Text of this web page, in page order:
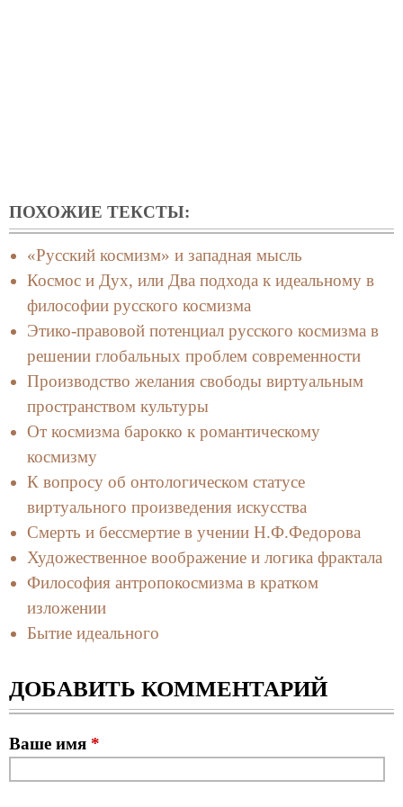
ПОХОЖИЕ ТЕКСТЫ:
«Русский космизм» и западная мысль
Космос и Дух, или Два подхода к идеальному в
философии русского космизма
Этико-правовой потенциал русского космизма в
решении глобальных проблем современности
Производство желания свободы виртуальным
пространством культуры
От космизма барокко к романтическому
космизму
К вопросу об онтологическом статусе
виртуального произведения искусства
Смерть и бессмертие в учении Н.Ф.Федорова
Художественное воображение и логика фрактала
Философия антропокосмизма в кратком
изложении
Бытие идеального
ДОБАВИТЬ КОММЕНТАРИЙ
Ваше имя *